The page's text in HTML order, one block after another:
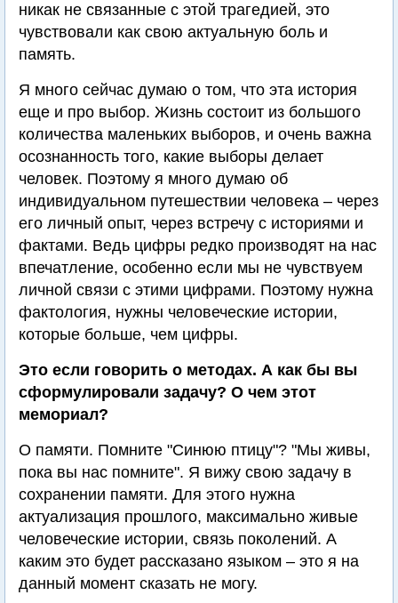
никак не связанные с этой трагедией, это
чувствовали как свою актуальную боль и
память.
Я много сейчас думаю о том, что эта история
еще и про выбор. Жизнь состоит из большого
количества маленьких выборов, и очень важна
осознанность того, какие выборы делает
человек. Поэтому я много думаю об
индивидуальном путешествии человека – через
его личный опыт, через встречу с историями и
фактами. Ведь цифры редко производят на нас
впечатление, особенно если мы не чувствуем
личной связи с этими цифрами. Поэтому нужна
фактология, нужны человеческие истории,
которые больше, чем цифры.
Это если говорить о методах. А как бы вы
сформулировали задачу? О чем этот
мемориал?
О памяти. Помните "Синюю птицу"? "Мы живы,
пока вы нас помните". Я вижу свою задачу в
сохранении памяти. Для этого нужна
актуализация прошлого, максимально живые
человеческие истории, связь поколений. А
каким это будет рассказано языком – это я на
данный момент сказать не могу.